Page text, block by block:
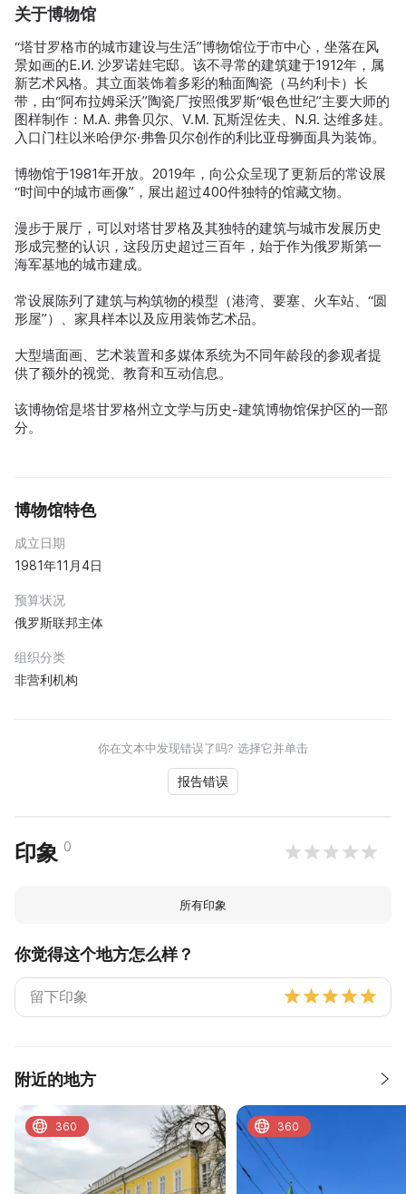
关于博物馆
“塔甘罗格市的城市建设与生活”博物馆位于市中心，坐落在风
景如画的E.И. 沙罗诺娃宅邸。该不寻常的建筑建于1912年，属
新艺术风格。其立面装饰着多彩的釉面陶瓷（马约利卡）长
带，由“阿布拉姆采沃”陶瓷厂按照俄罗斯“银色世纪”主要大师的
图样制作：M.А. 弗鲁贝尔、V.М. 瓦斯涅佐夫、N.Я. 达维多娃。
入口门柱以米哈伊尔·弗鲁贝尔创作的利比亚母狮面具为装饰。
博物馆于1981年开放。2019年，向公众呈现了更新后的常设展
“时间中的城市画像”，展出超过400件独特的馆藏文物。
漫步于展厅，可以对塔甘罗格及其独特的建筑与城市发展历史
形成完整的认识，这段历史超过三百年，始于作为俄罗斯第一
海军基地的城市建成。
常设展陈列了建筑与构筑物的模型（港湾、要塞、火车站、“圆
形屋”）、家具样本以及应用装饰艺术品。
大型墙面画、艺术装置和多媒体系统为不同年龄段的参观者提
供了额外的视觉、教育和互动信息。
该博物馆是塔甘罗格州立文学与历史-建筑博物馆保护区的一部
分。
博物馆特色
成立日期
1981年11月4日
预算状况
俄罗斯联邦主体
组织分类
非营利机构
你在文本中发现错误了吗? 选择它并单击
报告错误
印象 0
所有印象
你觉得这个地方怎么样？
附近的地方
360 360